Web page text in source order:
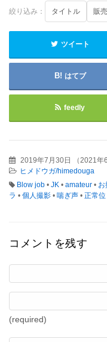
絞り込み： タイトル 販
ツイート
はてブ
feedly
2019年7月30日 （2021年
ヒメドウガ/himedouga
Blow job • JK • amateur • お
ラ • 個人撮影 • 喘ぎ声 • 正常位
コメントを残す
(required)